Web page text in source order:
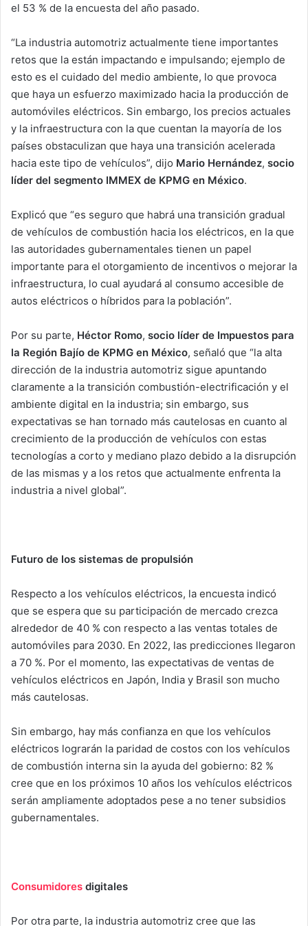
el 53 % de la encuesta del año pasado.
“La industria automotriz actualmente tiene importantes
retos que la están impactando e impulsando; ejemplo de
esto es el cuidado del medio ambiente, lo que provoca
que haya un esfuerzo maximizado hacia la producción de
automóviles eléctricos. Sin embargo, los precios actuales
y la infraestructura con la que cuentan la mayoría de los
países obstaculizan que haya una transición acelerada
hacia este tipo de vehículos”, dijo Mario Hernández, socio
líder del segmento IMMEX de KPMG en México.
Explicó que “es seguro que habrá una transición gradual
de vehículos de combustión hacia los eléctricos, en la que
las autoridades gubernamentales tienen un papel
importante para el otorgamiento de incentivos o mejorar la
infraestructura, lo cual ayudará al consumo accesible de
autos eléctricos o híbridos para la población”.
Por su parte, Héctor Romo, socio líder de Impuestos para
la Región Bajío de KPMG en México, señaló que “la alta
dirección de la industria automotriz sigue apuntando
claramente a la transición combustión-electrificación y el
ambiente digital en la industria; sin embargo, sus
expectativas se han tornado más cautelosas en cuanto al
crecimiento de la producción de vehículos con estas
tecnologías a corto y mediano plazo debido a la disrupción
de las mismas y a los retos que actualmente enfrenta la
industria a nivel global”.
Futuro de los sistemas de propulsión
Respecto a los vehículos eléctricos, la encuesta indicó
que se espera que su participación de mercado crezca
alrededor de 40 % con respecto a las ventas totales de
automóviles para 2030. En 2022, las predicciones llegaron
a 70 %. Por el momento, las expectativas de ventas de
vehículos eléctricos en Japón, India y Brasil son mucho
más cautelosas.
Sin embargo, hay más confianza en que los vehículos
eléctricos lograrán la paridad de costos con los vehículos
de combustión interna sin la ayuda del gobierno: 82 %
cree que en los próximos 10 años los vehículos eléctricos
serán ampliamente adoptados pese a no tener subsidios
gubernamentales.
Consumidores digitales
Por otra parte, la industria automotriz cree que las